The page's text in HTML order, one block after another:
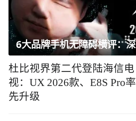
杜比视界第二代登陆海信电
视：UX 2026款、E8S Pro率
先升级